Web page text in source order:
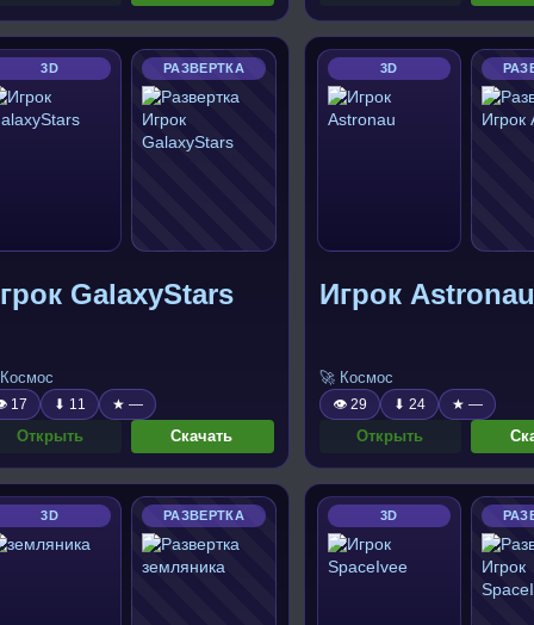
3D РАЗВЕРТКА
GalaxyStars
17 ⬇ 11 ★ —
Открыть Скачать
3D
Игрок Astronau
🚀 Космос
👁 29 ⬇ 24 ★ —
Открыть
3D РАЗВЕРТКА 3D